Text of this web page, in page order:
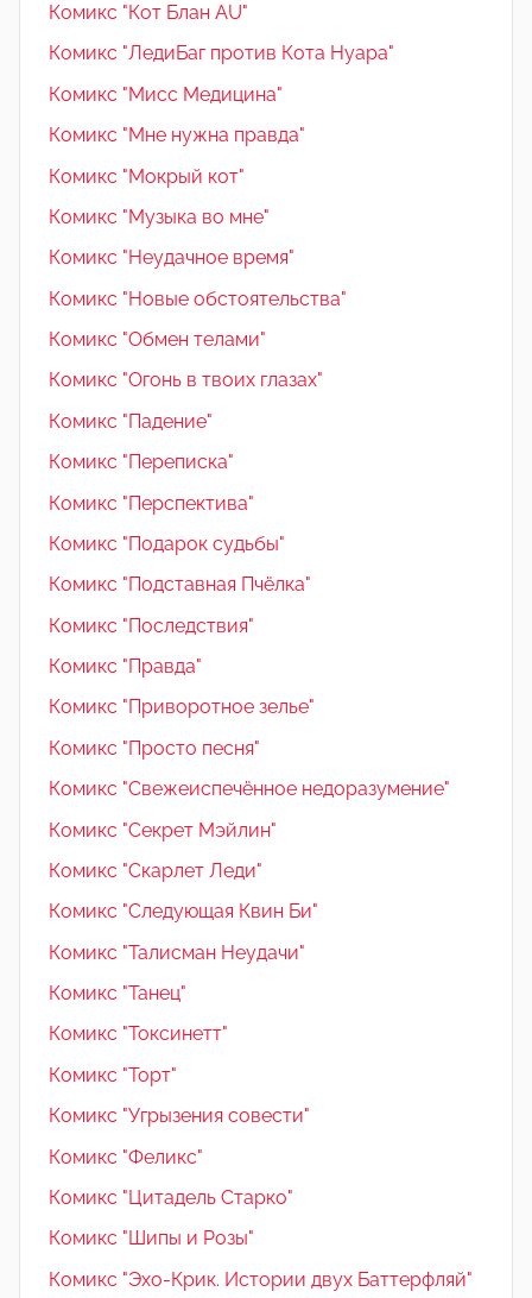
Комикс "Кот Блан AU"
Комикс "ЛедиБаг против Кота Нуара"
Комикс "Мисс Медицина"
Комикс "Мне нужна правда"
Комикс "Мокрый кот"
Комикс "Музыка во мне"
Комикс "Неудачное время"
Комикс "Новые обстоятельства"
Комикс "Обмен телами"
Комикс "Огонь в твоих глазах"
Комикс "Падение"
Комикс "Переписка"
Комикс "Перспектива"
Комикс "Подарок судьбы"
Комикс "Подставная Пчёлка"
Комикс "Последствия"
Комикс "Правда"
Комикс "Приворотное зелье"
Комикс "Просто песня"
Комикс "Свежеиспечённое недоразумение"
Комикс "Секрет Мэйлин"
Комикс "Скарлет Леди"
Комикс "Следующая Квин Би"
Комикс "Талисман Неудачи"
Комикс "Танец"
Комикс "Токсинетт"
Комикс "Торт"
Комикс "Угрызения совести"
Комикс "Феликс"
Комикс "Цитадель Старко"
Комикс "Шипы и Розы"
Комикс "Эхо-Крик. Истории двух Баттерфляй"